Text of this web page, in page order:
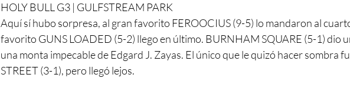
HOLY BULL G3 | GULFSTREAM PARK
Aquí sí hubo sorpresa, al gran favorito FEROOCIUS (9-5) lo mandaron al
favorito GUNS LOADED (5-2) llego en último. BURNHAM SQUARE (5-1) dio
una monta impecable de Edgard J. Zayas. El único que le quizó hacer sombra
STREET (3-1), pero llegó lejos.